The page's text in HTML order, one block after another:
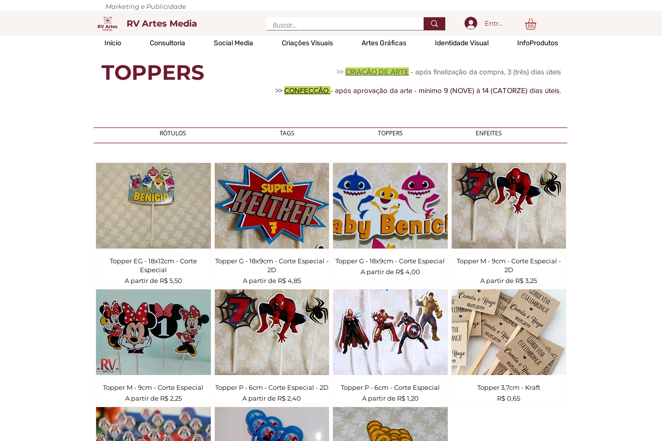
Marketing e Publicidade
RV Artes Media Entrar
Início Consultoria Social Media Criações Visuais Artes Gráficas Identidade Visual InfoProdutos
TOPPERS >> CRIAÇÃO DE ARTE - após finalização da compra, 3 (três) dias úteis
>> CONFECÇÃO - após aprovação da arte - mínimo 9 (NOVE) à 14 (CATORZE) dias úteis.
ENFEITES
TOPPERS
TAGS
RÓTULOS
Topper EG - 18x12cm - Corte
Especial
A partir de R$ 5,50
Preço promocional
Topper G - 18x9cm - Corte Especial -
2D
A partir de R$ 4,85
Preço promocional
Topper G - 18x9cm - Corte Especial
A partir de R$ 4,00
Preço promocional
Topper M - 9cm - Corte Especial -
2D
A partir de R$ 3,25
Preço promocional
Topper M - 9cm - Corte Especial
A partir de R$ 2,25
Preço promocional
Topper P - 6cm - Corte Especial - 2D
A partir de R$ 2,40
Preço promocional
Topper P - 6cm - Corte Especial
A partir de R$ 1,20
Preço promocional
Topper 3,7cm - Kraft
Preço
R$ 0,65